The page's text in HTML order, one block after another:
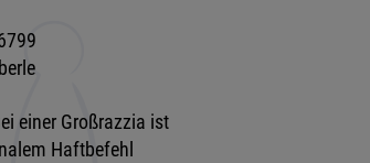
einer Großrazzia ist
Haftbefehl